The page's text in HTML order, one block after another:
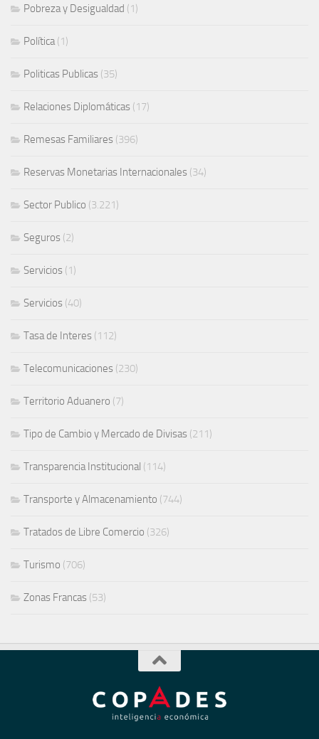
Pobreza y Desigualdad (1)
Política(1)
Politicas Publicas (35)
Relaciones Diplomáticas (17)
Remesas Familiares (396)
Reservas Monetarias Internacionales (34)
Sector Publico (3.221)
Seguros (2)
Servicios (1)
Servicios (40)
Tasa de Interes (112)
Telecomunicaciones (230)
Territorio Aduanero (7)
Tipo de Cambio y Mercado de Divisas (211)
Transparencia Institucional (114)
Transporte y Almacenamiento (744)
Tratados de Libre Comercio (326)
Turismo (706)
Zonas Francas (53)